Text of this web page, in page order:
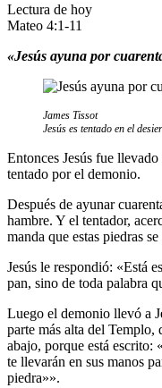
Lectura de hoy
Mateo 4:1-11
«Jesús ayuna por
James Tissot
Jesús es tentado en el
Entonces Jesús fue
tentado por el demonio.
Después de ayunar
hambre. Y el tentador,
manda que estas piedras
Jesús le respondió: «Está
pan, sino de toda palabra
Luego el demonio llevó a
parte más alta del
abajo, porque está escrito:
te llevarán en sus manos
piedra»».